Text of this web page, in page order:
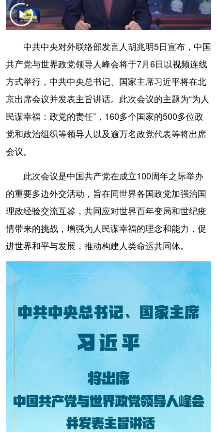
文化产业
地方频道
辽宁 吉林 上海 江苏
浙江 安徽 福建 江西
山东 河南 湖北 湖南
广东
四川 贵州 云南 西藏
陕西 甘肃 青海 宁夏
新疆 内蒙古 黑龙江
多语种频道
English Español Français عربى
Русский язык 한국어
Deutsch Português
中共中央对外联络部发言人胡兆明5日宣布，中国
共产党与世界政党领导人峰会将于7月6日以视频连线
方式举行，中共中央总书记、国家主席习近平将在北
京出席会议并发表主旨讲话。此次会议的主题为“为人
民谋幸福：政党的责任”，160多个国家的500多位政
党和政治组织等领导人以及逾万名政党代表等将出席
会议。
此次会议是中国共产党在成立100周年之际举办
的重要多边外交活动，旨在同世界各国政党加强治国
理政经验交流互鉴，共同应对世界百年变局和世纪疫
情带来的挑战，增强为人民谋幸福的理念和能力，促
进世界和平与发展，推动构建人类命运共同体。